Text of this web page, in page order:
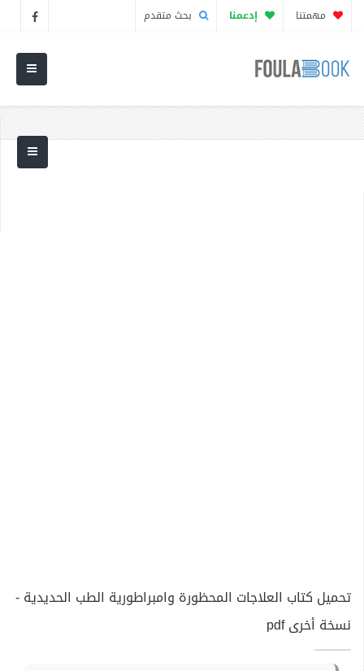
مهمتنا إدعمنا بحث متقدم
تحميل كتاب العلاجات المحظورة وامبراطورية الطب الحديدية -
نسخة أخرى pdf